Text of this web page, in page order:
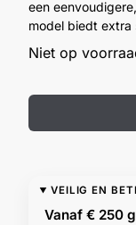
Outlet SALE
service
een
model biedt extra
Niet op
VEILIG EN
Vanaf € 250